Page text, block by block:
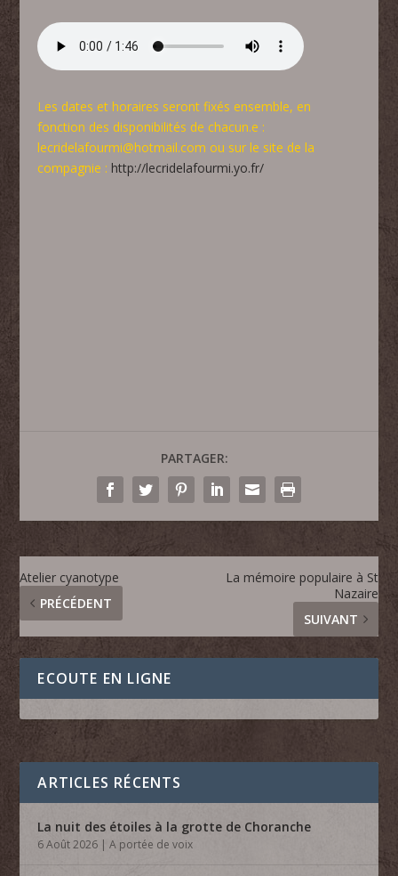
Les dates et horaires seront fixés ensemble, en
fonction des disponibilités de chacun.e :
lecridelafourmi@hotmail.com ou sur le site de la
compagnie : http://lecridelafourmi.yo.fr/
PARTAGER:
Atelier cyanotype
PRÉCÉDENT
La mémoire populaire à St
Nazaire
SUIVANT
ECOUTE EN LIGNE
ARTICLES RÉCENTS
La nuit des étoiles à la grotte de Choranche
6 Août 2026 |A portée de voix